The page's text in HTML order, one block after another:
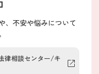
、不安や悩みについて
律相談センター/キ